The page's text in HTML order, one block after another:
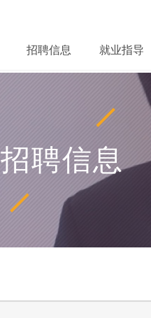
招聘信息 就业指导
招聘信息